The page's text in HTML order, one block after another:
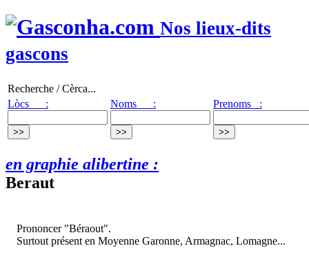
Nos lieux-dits
gascons
Recherche / Cèrca...
Lòcs :
Noms : Prenoms :
en graphie alibertine :
Beraut
Prononcer "Béraout".
Surtout présent en Moyenne Garonne, Armagnac, Lomagne...